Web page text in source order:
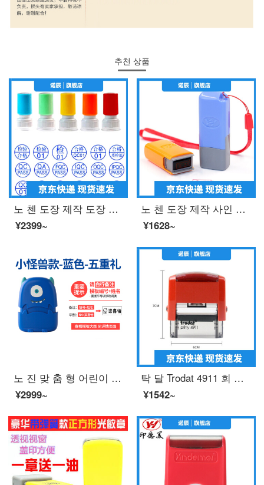
추천 상품
노 첸 도장 제작 도장 공장 품질 검사 도장 자동 오 일 만 회 장 지름 드 롭 블 루 잉크 직경 15mM (IPQC 01)
¥2399~
노 첸 도장 제작 사인 이름 개인 성명 도장 도장 도장 도장 도장 간호사 개인 인장 주문 제작 도장 도장 도장 도장 도장 간호사 도장 도장 케이스 색깔 랜 덤 배 송
¥1628~
노 진 맞 춤 형 어린이 도장 유치원 아기 개학 옷 교복 방수 세탁 이름 붙 임 이름 도장 퇴색 하지 않 는 파란색 꼬마 몬스터
¥2999~
탁 달 Trodat 4911 회 잉크 도장 을 뒤 집어 회계 과목 통용 도장 현금 수령 완료 폐기 은행 지불 완료, 텀 블 러 도장 을 두 만 번 넘 기 면 자동 으로 기름 이 나 오고 맞 춤 형 콘 텐 츠 는 고객 에 게 연락 하거나 비고 하 시기 바 랍 니 다.
¥1542~